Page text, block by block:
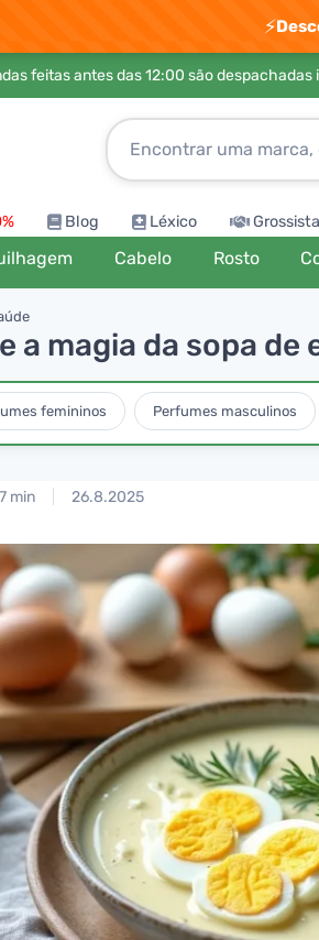
⚡
feitas antes das 12:00 são despachadas
Blog Léxico Grossista
Cabelo Rosto
a magia da sopa
femininos Perfumes masculinos
7 min 26.8.2025